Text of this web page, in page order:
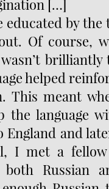
[…]
by the
Of course,
helped
This meant
language
England and
I met a
Russian